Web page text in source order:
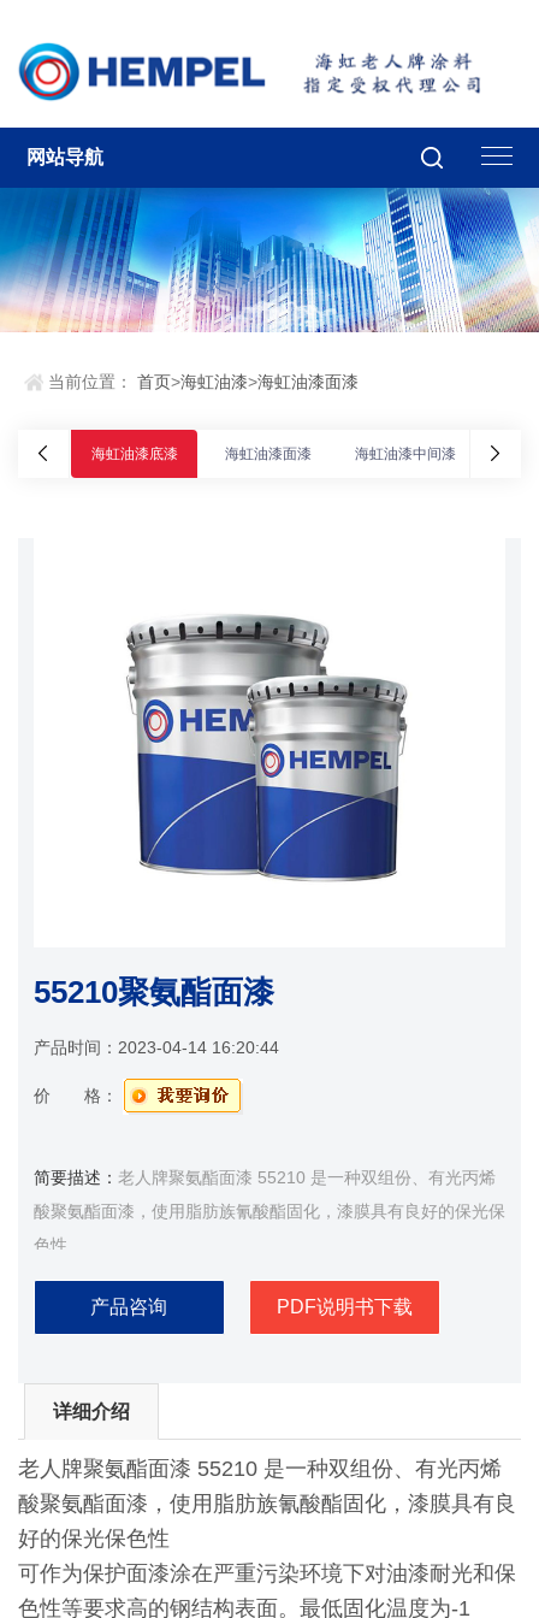
网站导航
当前位置：首页>海虹油漆>海虹油漆面漆
海虹油漆底漆 海虹油漆面漆 海虹油漆中间漆 海虹油
55210聚氨酯面漆
产品时间： 2023-04-14 16:20:44
价 格：
简要描述： 老人牌聚氨酯面漆 55210 是一种双组份、有光丙烯
酸聚氨酯面漆，使用脂肪族氰酸酯固化，漆膜具有良好的保光保
色性
产品咨询 PDF说明书下载
详细介绍
老人牌聚氨酯面漆 55210 是一种双组份、有光丙烯
酸聚氨酯面漆，使用脂肪族氰酸酯固化，漆膜具有良
好的保光保色性
可作为保护面漆涂在严重污染环境下对油漆耐光和保
色性等要求高的钢结构表面。最低固化温度为-1